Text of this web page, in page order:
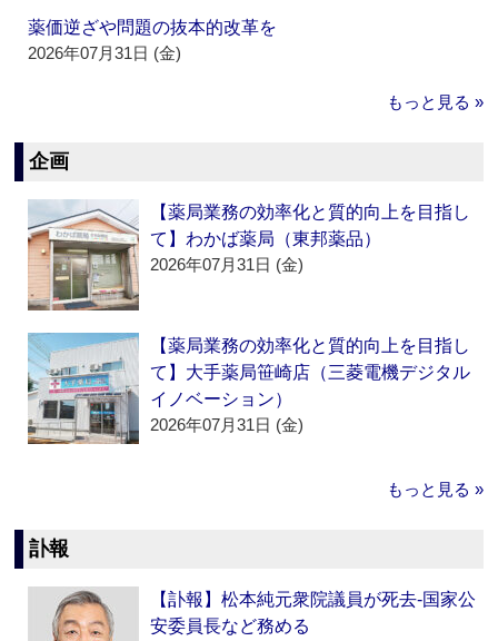
薬価逆ざや問題の抜本的改革を
2026年07月31日 (金)
もっと見る »
企画
【薬局業務の効率化と質的向上を目指し
て】わかば薬局（東邦薬品）
2026年07月31日 (金)
【薬局業務の効率化と質的向上を目指し
て】大手薬局笹崎店（三菱電機デジタル
イノベーション）
2026年07月31日 (金)
もっと見る »
訃報
【訃報】松本純元衆院議員が死去‐国家公
安委員長など務める